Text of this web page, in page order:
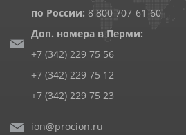
по России: 8 800 707-61-60
Доп. номера в Перми:
+7 (342) 229 75 56
+7 (342) 229 75 12
+7 (342) 229 75 23
ion@procion.ru